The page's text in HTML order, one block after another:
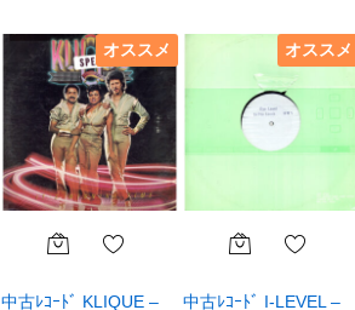
オススメ
中古ﾚｺｰﾄﾞ KLIQUE –
オススメ
中古ﾚｺｰﾄﾞ I-LEVEL –